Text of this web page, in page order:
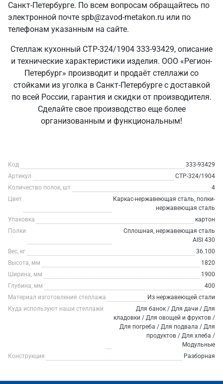
Санкт‑Петербурге. По всем вопросам обращайтесь по
электронной почте spb@zavod-metakon.ru или по
телефонам указанным на сайте.
Стеллаж кухонный СТР-324/1904 333-93429, описание
и технические характеристики изделия. ООО «Регион-
Петербург» производит и продаёт стеллажи со
стойками из уголка в Санкт‑Петербурге с доставкой
по всей России, гарантия и скидки от производителя.
Сделайте свое производство еще более
организованным и функциональным!
Код
333-93429
Артикул
СТР-324/1904
Количество полок, шт
4
Цвет
Каркас-нержавеющая сталь, полки-
нержавеющая сталь
Упаковка
картон
Полки
Сплошная, нержавеющая сталь
AISI 430
Вес, кг
36.100
Высота, мм
1820
Ширина, мм
1900
Глубина, мм
400
Материал изготовления стеллажа
Из нержавеющей стали
Куда используют наши стеллажи
Для банок / Для дачи / Для
кладовки / Для овощей и фруктов /
Для погреба / Для подвала / Для
продуктов / Для хлеба /
Модульные
Конструкция
Разборная